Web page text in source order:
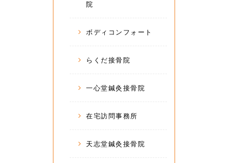
院
ボディコンフォート
らくだ接骨院
一心堂鍼灸接骨院
在宅訪問事務所
天志堂鍼灸接骨院